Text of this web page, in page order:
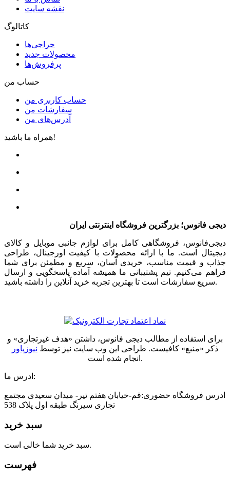
نقشه سایت
کاتالوگ
حراجی‌ها
محصولات جدید
پرفروش‌ها
حساب من
حساب کاربری من
سفارشات من
آدرس‌های من
همراه ما باشید!
دیجی فانوس؛ بزرگترین فروشگاه اینترنتی ایران
دیجی‌فانوس، فروشگاهی کامل برای لوازم جانبی موبایل و کالای
دیجیتال است. ما با ارائه محصولات با کیفیت اورجینال، طراحی
جذاب و قیمت مناسب، خریدی آسان، سریع و مطمئن برای شما
فراهم می‌کنیم. تیم پشتیبانی ما همیشه آماده پاسخگویی و ارسال
سریع سفارشات است تا بهترین تجربه خرید آنلاین را داشته باشید.
برای استفاده از مطالب دیجی فانوس، داشتن «هدف غیرتجاری» و
ذکر «منبع» کافیست. طراحی این وب سایت نیز توسط نیوزپاور
انجام شده است.
ادرس ما:
ادرس فروشگاه حضوری:قم-خیابان هفتم تیر- میدان سعیدی مجتمع
تجاری سیرنگ طبقه اول پلاک 538
سبد خرید
سبد خرید شما خالی است.
فهرست